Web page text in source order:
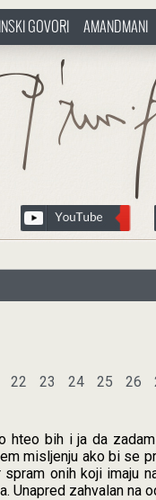
sr
GOVORI AMANDMANI
22 23 24 25 26
hteo bih i ja da
misljenju ako bi se
onih koji imaju
Unapred zahvalan na